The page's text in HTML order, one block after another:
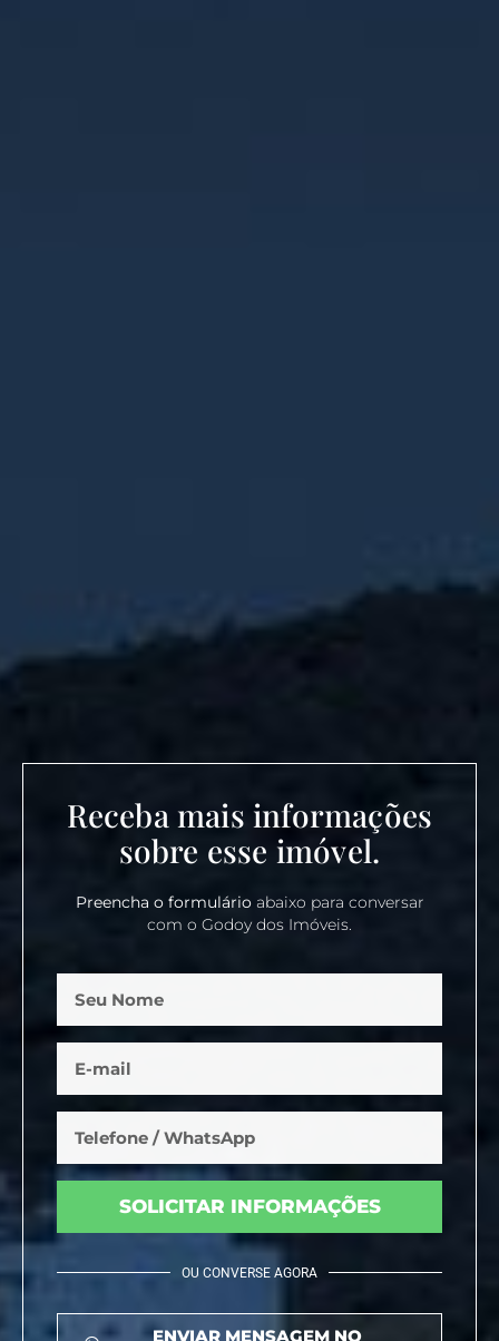
Receba mais informações
sobre esse imóvel.
Preencha o formulárioabaixo para conversar
com o Godoy dos Imóveis.
SOLICITAR INFORMAÇÕES
OU CONVERSE AGORA
ENVIAR MENSAGEM NO